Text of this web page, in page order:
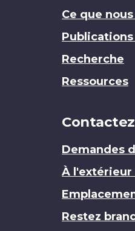
Ce que
Recherche
Ressources
Demandes
À l'extérieur
Restez